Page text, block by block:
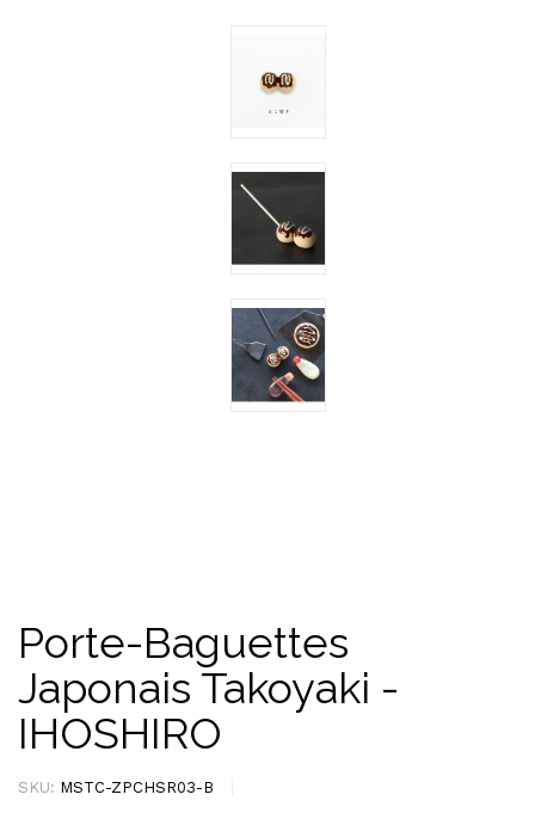
Porte-Baguettes
Japonais Takoyaki -
IHOSHIRO
SKU: MSTC-ZPCHSR03-B